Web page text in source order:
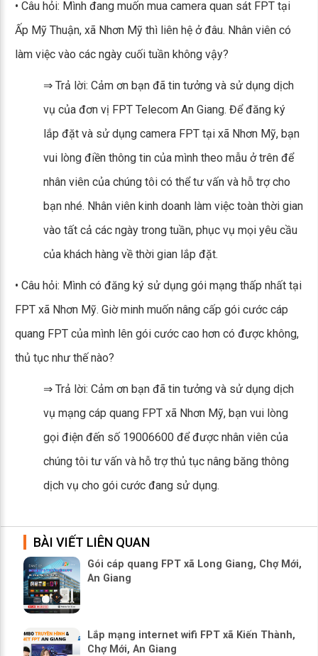
• Câu hỏi: Mình đang muốn mua camera quan sát FPT tại
Ấp Mỹ Thuận, xã Nhơn Mỹ thì liên hệ ở đâu. Nhân viên có
làm việc vào các ngày cuối tuần không vậy?
⇒ Trả lời: Cảm ơn bạn đã tin tưởng và sử dụng dịch
vụ của đơn vị FPT Telecom An Giang. Để đăng ký
lắp đặt và sử dụng camera FPT tại xã Nhơn Mỹ, bạn
vui lòng điền thông tin của mình theo mẫu ở trên để
nhân viên của chúng tôi có thể tư vấn và hỗ trợ cho
bạn nhé. Nhân viên kinh doanh làm việc toàn thời gian
vào tất cả các ngày trong tuần, phục vụ mọi yêu cầu
của khách hàng về thời gian lắp đặt.
• Câu hỏi: Mình có đăng ký sử dụng gói mạng thấp nhất tại
FPT xã Nhơn Mỹ. Giờ minh muốn nâng cấp gói cước cáp
quang FPT của mình lên gói cước cao hơn có được không,
thủ tục như thế nào?
⇒ Trả lời: Cảm ơn bạn đã tin tưởng và sử dụng dịch
vụ mạng cáp quang FPT xã Nhơn Mỹ, bạn vui lòng
gọi điện đến số 19006600 để được nhân viên của
chúng tôi tư vấn và hỗ trợ thủ tục nâng băng thông
dịch vụ cho gói cước đang sử dụng.
BÀI VIẾT LIÊN QUAN
Gói cáp quang FPT xã Long Giang, Chợ Mới,
An Giang
Lắp mạng internet wifi FPT xã Kiến Thành,
Chợ Mới, An Giang